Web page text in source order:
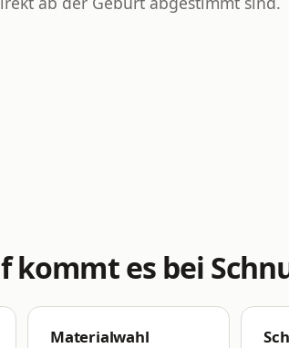
kommt es bei
Materialwahl